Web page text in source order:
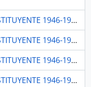
ASAMBLEA NACIONAL CONSTITUYENTE 1946-1947
ASAMBLEA NACIONAL CONSTITUYENTE 1946-1947
ASAMBLEA NACIONAL CONSTITUYENTE 1946-1947
ASAMBLEA NACIONAL CONSTITUYENTE 1946-1947 (Creador)